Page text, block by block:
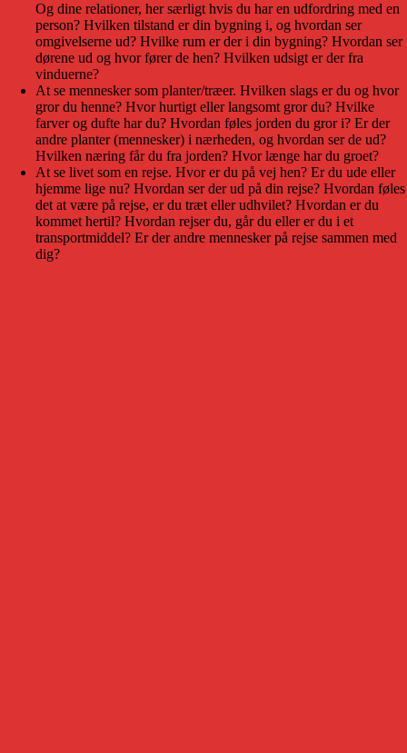
Og dine relationer, her særligt hvis du har en udfordring med en
person? Hvilken tilstand er din bygning i, og hvordan ser
omgivelserne ud? Hvilke rum er der i din bygning? Hvordan ser
dørene ud og hvor fører de hen? Hvilken udsigt er der fra
vinduerne?
At se mennesker som planter/træer. Hvilken slags er du og hvor
gror du henne? Hvor hurtigt eller langsomt gror du? Hvilke
farver og dufte har du? Hvordan føles jorden du gror i? Er der
andre planter (mennesker) i nærheden, og hvordan ser de ud?
Hvilken næring får du fra jorden? Hvor længe har du groet?
At se livet som en rejse. Hvor er du på vej hen? Er du ude eller
hjemme lige nu? Hvordan ser der ud på din rejse? Hvordan føles
det at være på rejse, er du træt eller udhvilet? Hvordan er du
kommet hertil? Hvordan rejser du, går du eller er du i et
transportmiddel? Er der andre mennesker på rejse sammen med
dig?